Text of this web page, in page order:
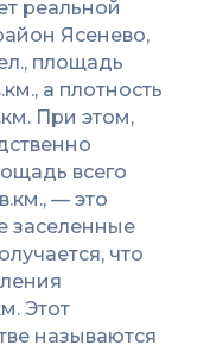
реальной
Ясенево,
площадь
а плотность
При этом,
всего
— это
заселенные
что
Этот
называются